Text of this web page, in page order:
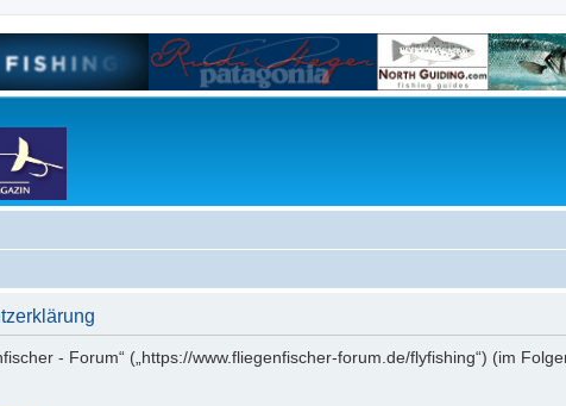
- Forum“ („https://www.fliegenfischer-forum.de/flyfishing“) (im